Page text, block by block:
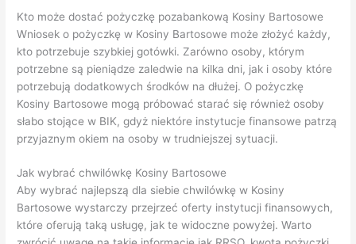
Kto może dostać pożyczkę pozabankową Kosiny Bartosowe
Wniosek o pożyczkę w Kosiny Bartosowe może złożyć każdy,
kto potrzebuje szybkiej gotówki. Zarówno osoby, którym
potrzebne są pieniądze zaledwie na kilka dni, jak i osoby które
potrzebują dodatkowych środków na dłużej. O pożyczkę
Kosiny Bartosowe mogą próbować starać się również osoby
słabo stojące w BIK, gdyż niektóre instytucje finansowe patrzą
przyjaznym okiem na osoby w trudniejszej sytuacji.
Jak wybrać chwilówkę Kosiny Bartosowe
Aby wybrać najlepszą dla siebie chwilówkę w Kosiny
Bartosowe wystarczy przejrzeć oferty instytucji finansowych,
które oferują taką usługę, jak te widoczne powyżej. Warto